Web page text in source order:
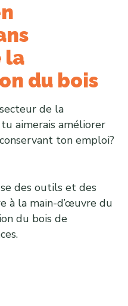
la
du bois
de la
aimerais améliorer
ton emploi?
des outils et des
à la main-d’œuvre du
du bois de